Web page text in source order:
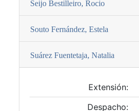
Seijo Bestilleiro, Rocio
Souto Fernández, Estela
Suárez Fuentetaja, Natalia
Extensión:
Despacho: